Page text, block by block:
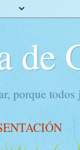
porque